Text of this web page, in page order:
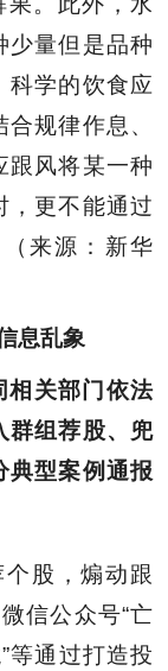
少量但是品种
科学的饮食应
规律作息、
跟风将某一种
，更不能通过
来源：新华
息乱象
相关部门依法
群组荐股、兜
典型案例通报
股，煽动跟
信公众号“亡
等通过打造投